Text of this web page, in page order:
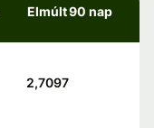
Elmúlt 90 nap
2,7097